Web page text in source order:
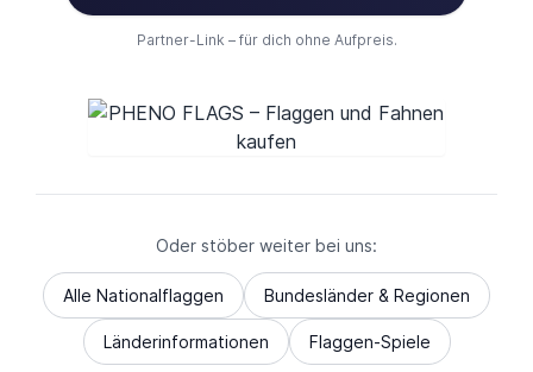
Partner-Link – für dich ohne Aufpreis.
Oder stöber weiter bei uns:
Alle Nationalflaggen Bundesländer & Regionen
Länderinformationen Flaggen-Spiele